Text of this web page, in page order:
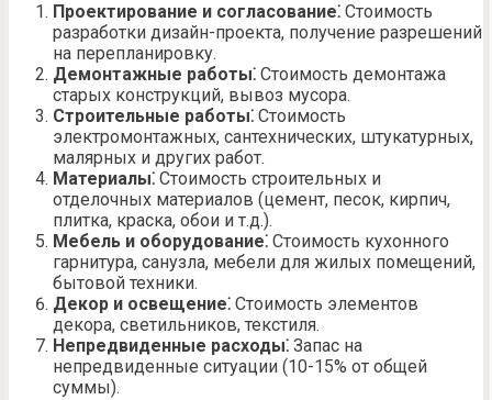
Проектирование и согласование⁚ Стоимость
разработки дизайн-проекта, получение разрешений
на перепланировку.
Демонтажные работы⁚ Стоимость демонтажа
старых конструкций, вывоз мусора.
Строительные работы⁚ Стоимость
электромонтажных, сантехнических, штукатурных,
малярных и других работ.
Материалы⁚ Стоимость строительных и
отделочных материалов (цемент, песок, кирпич,
плитка, краска, обои и т.д.).
Мебель и оборудование⁚ Стоимость кухонного
гарнитура, санузла, мебели для жилых помещений,
бытовой техники.
Декор и освещение⁚ Стоимость элементов
декора, светильников, текстиля.
Непредвиденные расходы⁚ Запас на
непредвиденные ситуации (10-15% от общей
суммы).